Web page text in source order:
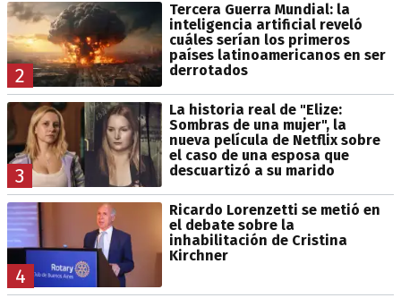
2
Tercera Guerra Mundial: la
inteligencia artificial reveló
cuáles serían los primeros
países latinoamericanos en ser
derrotados
3
La historia real de "Elize:
Sombras de una mujer", la
nueva película de Netflix sobre
el caso de una esposa que
descuartizó a su marido
4
Ricardo Lorenzetti se metió en
el debate sobre la
inhabilitación de Cristina
Kirchner